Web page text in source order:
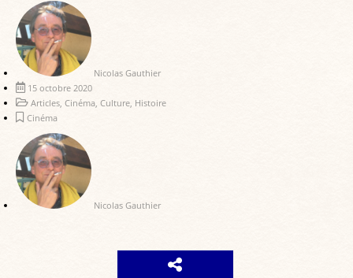
Nicolas Gauthier
15 octobre 2020
Articles Cinéma Culture Histoire
Cinéma
Nicolas Gauthier